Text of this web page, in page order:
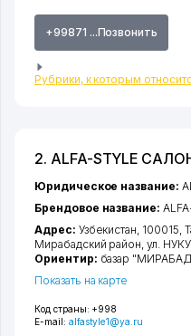
+99871 ...Позвонить
Рубрики, к которым
2. ALFA-STYLE
Код страны: +998
E-mail: alfastyle1@ya.ru
Юридическое название:
Брендовое название:
Адрес: Узбекистан, 100015,
Мирабадский район,ул.
Ориентир: базар
Показать на карте